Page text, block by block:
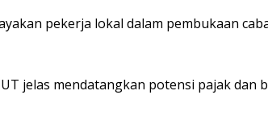
pekerja lokal dalam pembukaan
jelas mendatangkan potensi pajak dan